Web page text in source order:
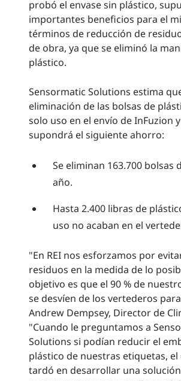
probó el envase sin plástico,
importantes beneficios para el
términos de reducción de
de obra, ya que se eliminó la
plástico.
Sensormatic Solutions estima
eliminación de las bolsas de
solo uso en el envío de InFuzion
supondrá el siguiente ahorro:
Se eliminan 163.700 bolsas
año.
Hasta 2.400 libras de
uso no acaban en el
"En REI nos esforzamos por
residuos en la medida de lo
objetivo es que el 90 % de
se desvíen de los vertederos
Andrew Dempsey, Director de
"Cuando le preguntamos a
Solutions si podían reducir el
plástico de nuestras etiquetas,
tardó en desarrollar una